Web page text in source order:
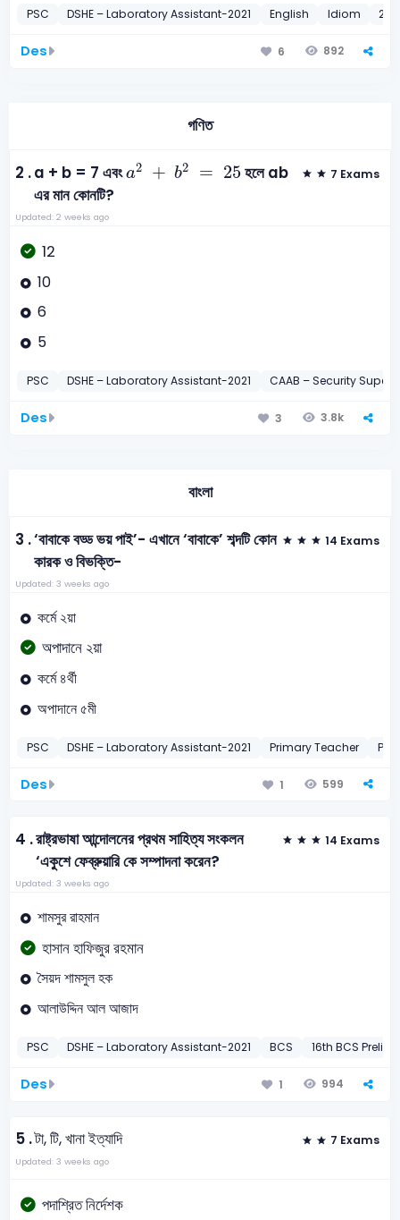
PSC DSHE – Laboratory Assistant-2021 English Idiom
Des 6 892
গণিত
2 .a + b = 7 এবংa2 + b2 = 25
a2 + b2 25হলে ab
এর মান কোনটি?
7 Exams
Updated: 2 weeks ago
12
10
6
5
PSC DSHE – Laboratory Assistant-2021 CAAB – Security
Des 3 3.8k
বাংলা
3 .‘বাবাকে বড্ড ভয় পাই’- এখানে ‘বাবাকে’ শব্দটি কোন
কারক ও বিভক্তি-
14 Exams
Updated: 3 weeks ago
কর্মে ২য়া
অপাদানে ২য়া
কর্মে ৪র্থী
অপাদানে ৫মী
PSC DSHE – Laboratory Assistant-2021 Primary Teacher
Des 1 599
4 .রাষ্ট্রভাষা আন্দোলনের প্রথম সাহিত্য সংকলন
‘একুশে ফেব্রুয়ারি কে সম্পাদনা করেন?
14 Exams
Updated: 3 weeks ago
শামসুর রাহমান
হাসান হাফিজুর রহমান
সৈয়দ শামসুল হক
আলাউদ্দিন আল আজাদ
PSC DSHE – Laboratory Assistant-2021 BCS 16th BCS Preli-
Des 1 994
5 .টা, টি, খানা ইত্যাদি 7 Exams
Updated: 3 weeks ago
পদাশ্রিত নির্দেশক